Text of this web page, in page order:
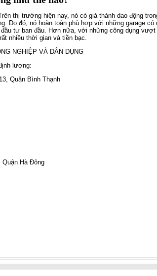
thị trường hiện nay, nó có giá thành dao động
Do đó, nó hoàn toàn phù hợp với những garage
tư ban đầu. Hơn nữa, với những công dụng
nhiều thời gian và tiền bạc.
NGHIỆP VÀ DÂN DỤNG
lượng:
Quận Bình Thạnh
Quận Hà Đông